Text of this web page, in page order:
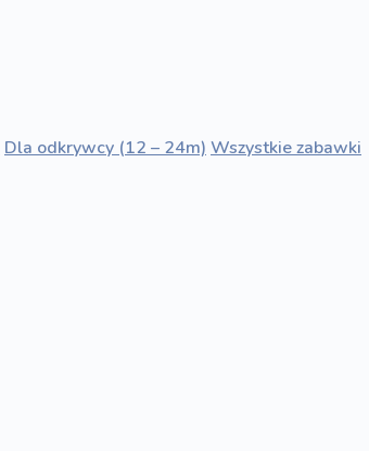
Dla odkrywcy (12 – 24m) Wszystkie zabawki